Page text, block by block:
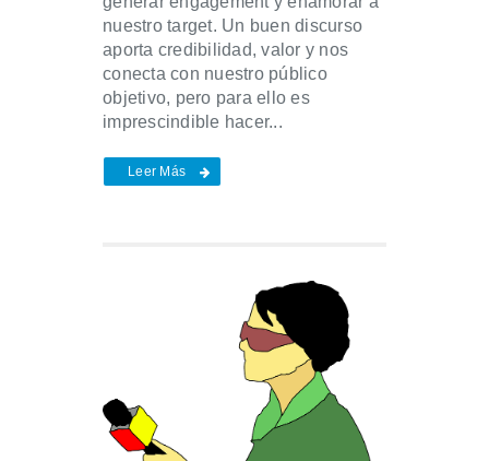
nuestro target. Un buen discurso
aporta credibilidad, valor y nos
conecta con nuestro público
objetivo, pero para ello es
imprescindible hacer...
Leer Más